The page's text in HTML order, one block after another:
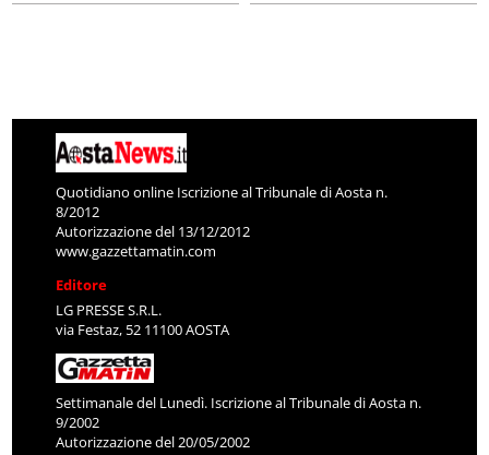
Quotidiano online Iscrizione al Tribunale di Aosta n.
8/2012
Autorizzazione del 13/12/2012
www.gazzettamatin.com
Editore
LG PRESSE S.R.L.
via Festaz, 52 11100 AOSTA
Settimanale del Lunedì. Iscrizione al Tribunale di Aosta n.
9/2002
Autorizzazione del 20/05/2002